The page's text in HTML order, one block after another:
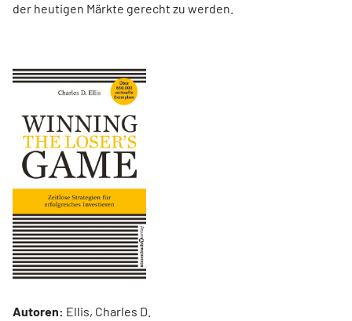
der heutigen Märkte gerecht zu werden.
Autoren: Ellis, Charles D.